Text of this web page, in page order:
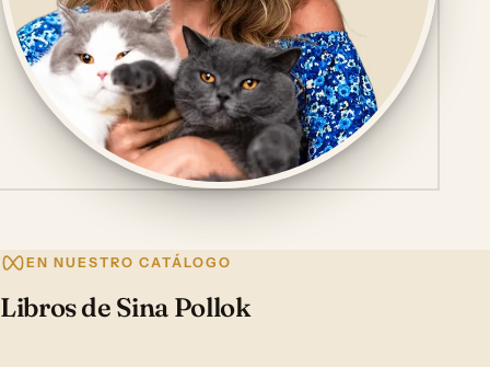
EN NUESTRO CATÁLOGO
Libros de Sina Pollok